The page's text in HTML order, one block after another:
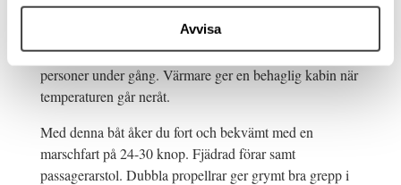
Avvisa
ett enormt däck i fören för att kunna lasta allt från
fyrhjuling, byggmaterial till möbler. Stor öppningsbar
ramp i fören för enkel lastning. Hytten rymmer upp till 8
personer under gång. Värmare ger en behaglig kabin när
temperaturen går neråt.
Med denna båt åker du fort och bekvämt med en
marschfart på 24-30 knop. Fjädrad förar samt
passagerarstol. Dubbla propellrar ger grymt bra grepp i